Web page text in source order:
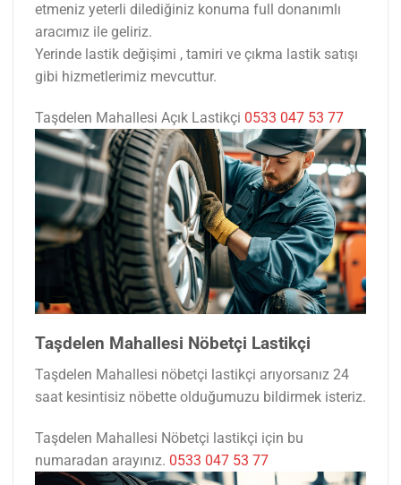
etmeniz yeterli dilediğiniz konuma full donanımlı
aracımız ile geliriz.
Yerinde lastik değişimi , tamiri ve çıkma lastik satışı
gibi hizmetlerimiz mevcuttur.
Taşdelen Mahallesi Açık Lastikçi 0533 047 53 77
Taşdelen Mahallesi Nöbetçi Lastikçi
Taşdelen Mahallesi nöbetçi lastikçi arıyorsanız 24
saat kesintisiz nöbette olduğumuzu bildirmek isteriz.
Taşdelen Mahallesi Nöbetçi lastikçi için bu
numaradan arayınız. 0533 047 53 77